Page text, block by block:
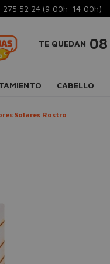
275 52 24 (9:00h-14:00h)
TE QUEDAN 08
CABELLO
Solares Rostro